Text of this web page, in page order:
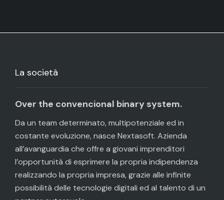
La società
Over the convencional binary system.
Da un team determinato, multipotenziale ed in
costante evoluzione, nasce Nextasoft. Azienda
all’avanguardia che offre a giovani imprenditori
l’opportunità di esprimere la propria indipendenza
realizzando la propria impresa, grazie alle infinite
possibilità delle tecnologie digitali ed al talento di un